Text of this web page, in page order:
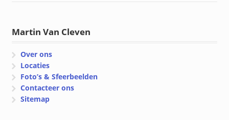
Martin Van Cleven
Over ons
Locaties
Foto’s & Sfeerbeelden
Contacteer ons
Sitemap